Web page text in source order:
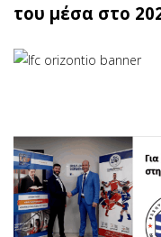
του μέσα στο